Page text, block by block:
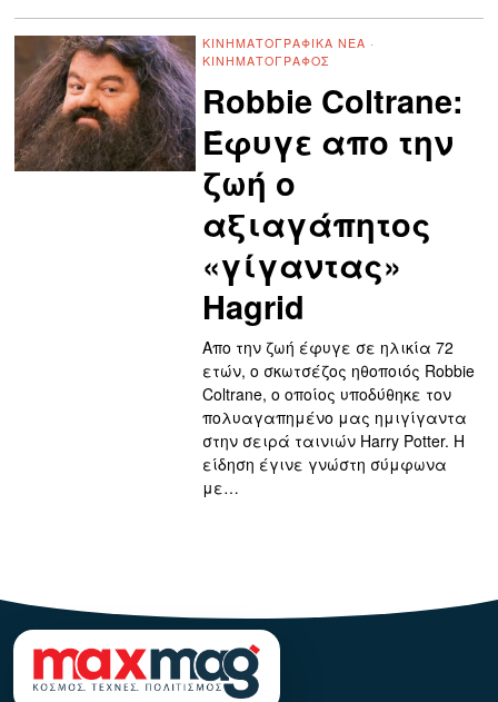
ΚΙΝΗΜΑΤΟΓΡΑΦΙΚΆ ΝΈΑ ·
ΚΙΝΗΜΑΤΟΓΡΆΦΟΣ
Robbie Coltrane:
Έφυγε απο την
ζωή ο
αξιαγάπητος
«γίγαντας»
Hagrid
Απο την ζωή έφυγε σε ηλικία 72
ετών, ο σκωτσέζος ηθοποιός Robbie
Coltrane, ο οποίος υποδύθηκε τον
πολυαγαπημένο μας ημιγίγαντα
στην σειρά ταινιών Harry Potter. Η
είδηση έγινε γνώστη σύμφωνα
με…